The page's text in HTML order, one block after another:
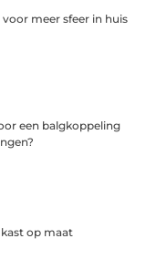
meer sfeer in huis
een balgkoppeling
op maat